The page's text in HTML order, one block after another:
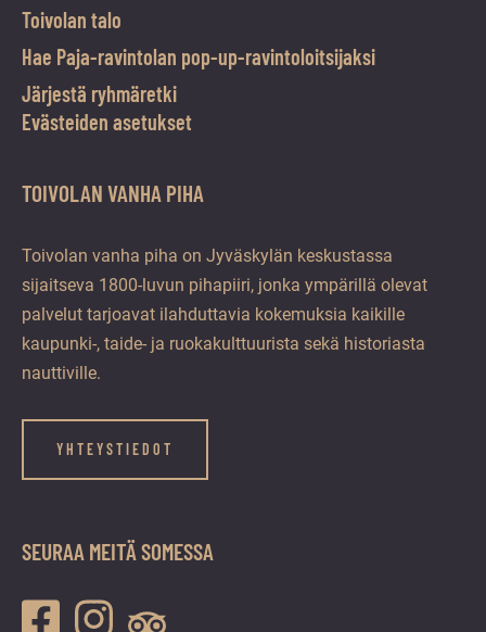
Toivolan talo
Hae Paja-ravintolan pop-up-ravintoloitsijaksi
Järjestä ryhmäretki
Evästeiden asetukset
TOIVOLAN VANHA PIHA
Toivolan vanha piha on Jyväskylän keskustassa
sijaitseva 1800-luvun pihapiiri, jonka ympärillä olevat
palvelut tarjoavat ilahduttavia kokemuksia kaikille
kaupunki-, taide- ja ruokakulttuurista sekä historiasta
nauttiville.
YHTEYSTIEDOT
SEURAA MEITÄ SOMESSA